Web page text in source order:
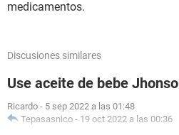
medicamentos.
Discusiones similares
Use aceite de bebe
Ricardo - 5 sep 2022 a las 01:48
Tepasasnico - 19 oct 2022 a las 00:36